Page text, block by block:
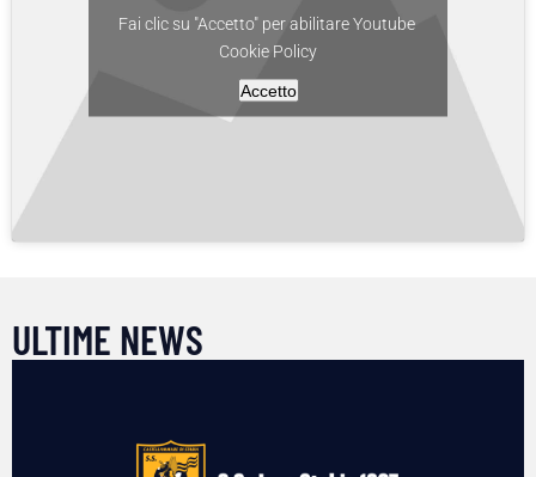
Fai clic su "Accetto" per abilitare Youtube
Cookie Policy
Accetto
ULTIME NEWS